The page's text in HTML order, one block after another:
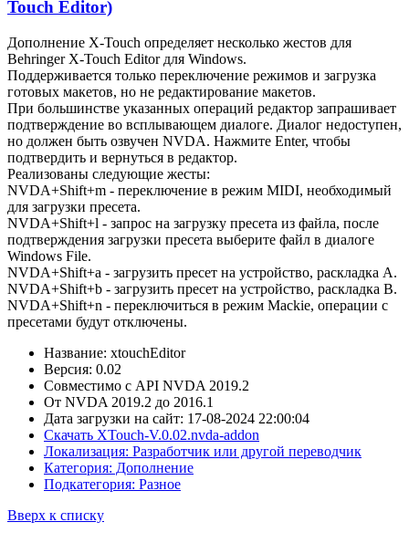
Touch Editor)
Дополнение X-Touch определяет несколько жестов для
Behringer X-Touch Editor для Windows.
Поддерживается только переключение режимов и загрузка
готовых макетов, но не редактирование макетов.
При большинстве указанных операций редактор запрашивает
подтверждение во всплывающем диалоге. Диалог недоступен,
но должен быть озвучен NVDA. Нажмите Enter, чтобы
подтвердить и вернуться в редактор.
Реализованы следующие жесты:
NVDA+Shift+m - переключение в режим MIDI, необходимый
для загрузки пресета.
NVDA+Shift+l - запрос на загрузку пресета из файла, после
подтверждения загрузки пресета выберите файл в диалоге
Windows File.
NVDA+Shift+a - загрузить пресет на устройство, раскладка A.
NVDA+Shift+b - загрузить пресет на устройство, раскладка B.
NVDA+Shift+n - переключиться в режим Mackie, операции с
пресетами будут отключены.
Название: xtouchEditor
Версия: 0.02
Совместимо с API NVDA 2019.2
От NVDA 2019.2 до 2016.1
Дата загрузки на сайт: 17-08-2024 22:00:04
Скачать XTouch-V.0.02.nvda-addon
Локализация: Разработчик или другой переводчик
Категория: Дополнение
Подкатегория: Разное
Вверх к списку